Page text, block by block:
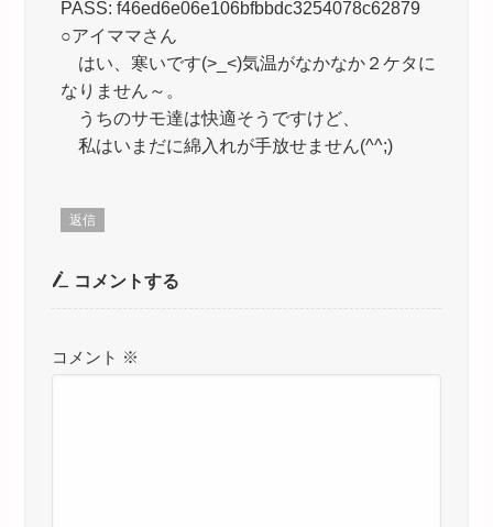
PASS: f46ed6e06e106bfbbdc3254078c62879
○アイママさん
はい、寒いです(>_<)気温がなかなか２ケタに
なりません～。
うちのサモ達は快適そうですけど、
私はいまだに綿入れが手放せません(^^;)
返信
コメントする
コメント ※